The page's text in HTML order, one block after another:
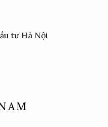
tư Hà Nội